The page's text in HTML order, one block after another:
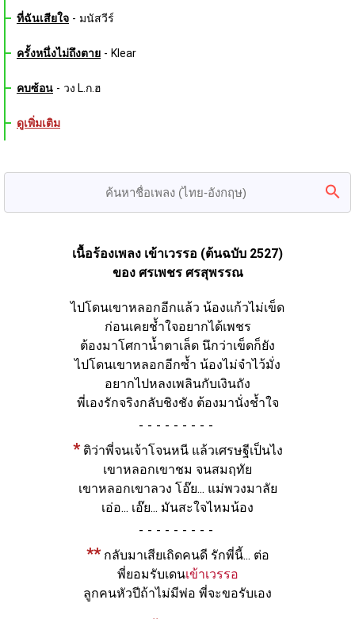
ที่ฉันเสียใจ - มนัสวีร์
ครั้งหนึ่งไม่ถึงตาย - Klear
คบซ้อน - วง L.ก.ฮ
ดูเพิ่มเติม
เนื้อร้องเพลง เข้าเวรรอ (ต้นฉบับ 2527)
ของ ศรเพชร ศรสุพรรณ
ไปโดนเขาหลอกอีกแล้ว น้องแก้วไม่เข็ด
ก่อนเคยช้ำใจอยากได้เพชร
ต้องมาโศกาน้ำตาเล็ด นึกว่าเข็ดก็ยัง
ไปโดนเขาหลอกอีกซ้ำ น้องไม่จำไว้มั่ง
อยากไปหลงเพลินกับเงินถัง
พี่เองรักจริงกลับชิงชัง ต้องมานั่งช้ำใจ
-
*ติว่าพี่จนเจ้าโจนหนี แล้วเศรษฐีเป็นไง
เขาหลอกเขาชม จนสมฤทัย
เขาหลอกเขาลวง โอ๊ย... แม่พวงมาลัย
เอ่อ... เอ๊ย... มันสะใจไหมน้อง
-
**กลับมาเสียเถิดคนดี รักพี่นี้... ต่อ
พี่ยอมรับเดนเข้าเวรรอ
ลูกคนหัวปีถ้าไม่มีพ่อ พี่จะขอรับเอง